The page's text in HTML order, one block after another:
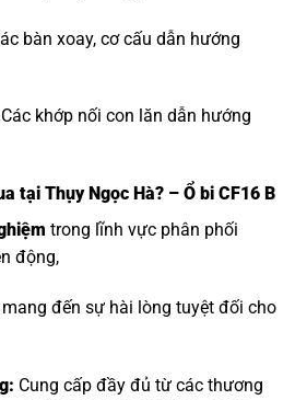
bàn xoay, cơ cấu dẫn hướng
Các khớp nối con lăn dẫn hướng
tại Thụy Ngọc Hà? – Ổ bi CF16 B
trong lĩnh vực phân phối
động,
đến sự hài lòng tuyệt đối cho
Cung cấp đầy đủ từ các thương